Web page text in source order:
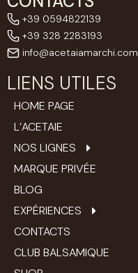
+39 0594822139
+39 328 2283193
info@acetaiamarchi.com
LIENS UTILES
HOME PAGE
L’ACETAIE
NOS LIGNES
MARQUE PRIVÉE
BLOG
EXPÉRIENCES
CONTACTS
CLUB BALSAMIQUE